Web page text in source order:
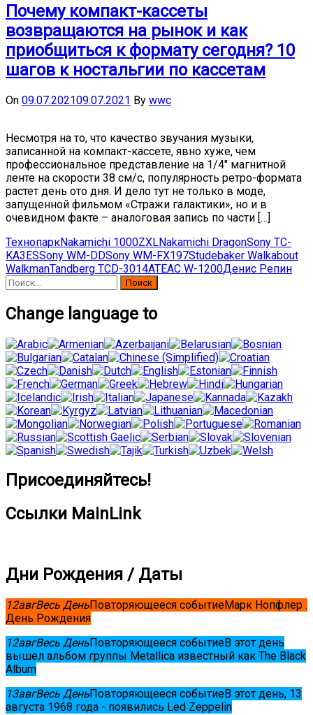
Почему компакт-кассеты
возвращаются на рынок и как
приобщиться к формату сегодня? 10
шагов к ностальгии по кассетам
On 09.07.202109.07.2021 By wwc
Несмотря на то, что качество звучания музыки,
записанной на компакт-кассете, явно хуже, чем
профессиональное представление на 1/4″ магнитной
ленте на скорости 38 см/с, популярность ретро-формата
растет день ото дня. И дело тут не только в моде,
запущенной фильмом «Стражи галактики», но и в
очевидном факте – аналоговая запись по части […]
ТехнопаркNakamichi 1000ZXLNakamichi DragonSony TC-
KA3ESSony WM-DDSony WM-FX197Studebaker Walkabout
WalkmanTandberg TCD-3014ATEAC W-1200Денис Репин
Найти:
Change language to
Присоединяйтесь!
Ссылки MainLink
Дни Рождения / Даты
12авгВесь ДеньПовторяющееся событиеМарк Нопфлер .
День Рождения
12авгВесь ДеньПовторяющееся событиеВ этот день
вышел альбом группы Metallica известный как The Black
Album
13авгВесь ДеньПовторяющееся событиеВ этот день, 13
августа 1968 года - появились Led Zeppelin